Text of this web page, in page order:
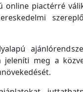
piactérré
meg a